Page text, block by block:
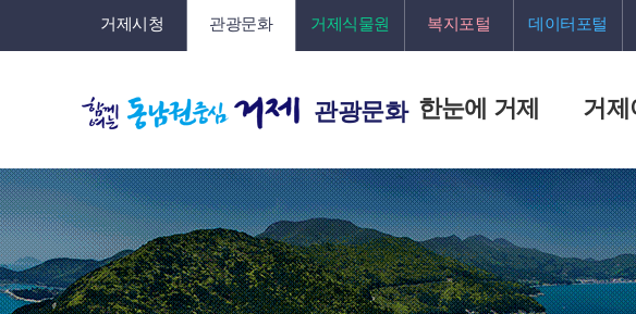
거제시청 관광문화 거제식물원 복지포털 데이터포털
관광문화 한눈에 거제 거제